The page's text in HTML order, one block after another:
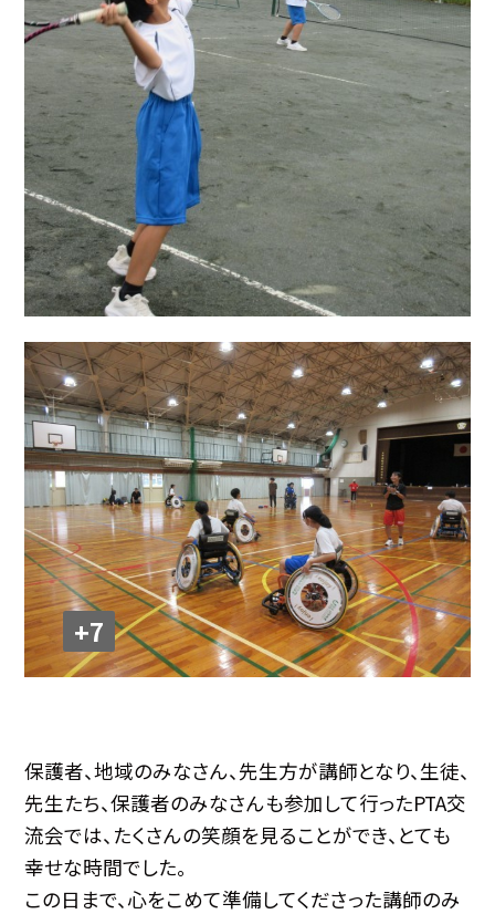
+7
保護者、地域のみなさん、先生方が講師となり、生徒、
先生たち、保護者のみなさんも参加して行ったPTA交
流会では、たくさんの笑顔を見ることができ、とても
幸せな時間でした。
この日まで、心をこめて準備してくださった講師のみ